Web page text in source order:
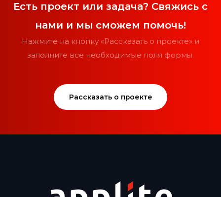
Есть проект или задача? Свяжись с
нами и мы сможем помочь!
Нажмите на кнопку «Рассказать о проекте» и
заполните все необходимые поля формы.
Рассказать о проекте